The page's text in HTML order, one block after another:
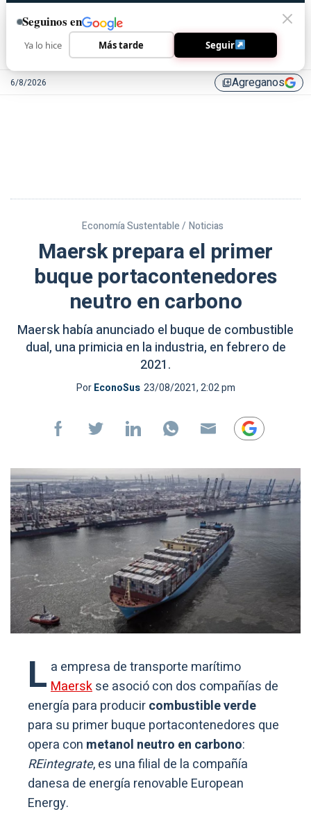
6/8/2026 library_addAgreganos
Economía Sustentable / Noticias
Maersk prepara el primer
buque portacontenedores
neutro en carbono
Maersk había anunciado el buque de combustible
dual, una primicia en la industria, en febrero de
2021.
PorEconoSus 23/08/2021, 2:02 pm
L a empresa de transporte marítimo
Maerskse asoció con dos compañías de
energía para producircombustible verde
para su primer buque portacontenedores que
opera con metanol neutro en carbono:
REintegrate, es una filial de la compañía
danesa de energía renovable European
Energy.
Seguinos en
Ya lo hice Más tarde Seguir